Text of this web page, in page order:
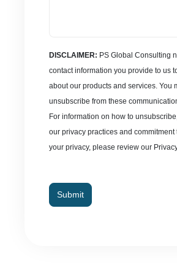
DISCLAIMER: PS Global Consulting
contact information you provide to us
about our products and services. You
unsubscribe from these
For information on how to
our privacy practices and commitment
your privacy, please review our
Submit